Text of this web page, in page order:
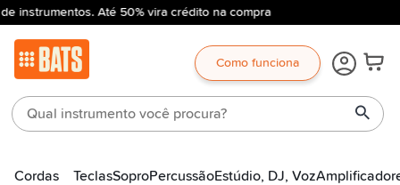
instrumentos. Até 50% vira crédito na compra
Como funciona
Cordas TeclasSoproPercussãoEstúdio, DJ, Voz